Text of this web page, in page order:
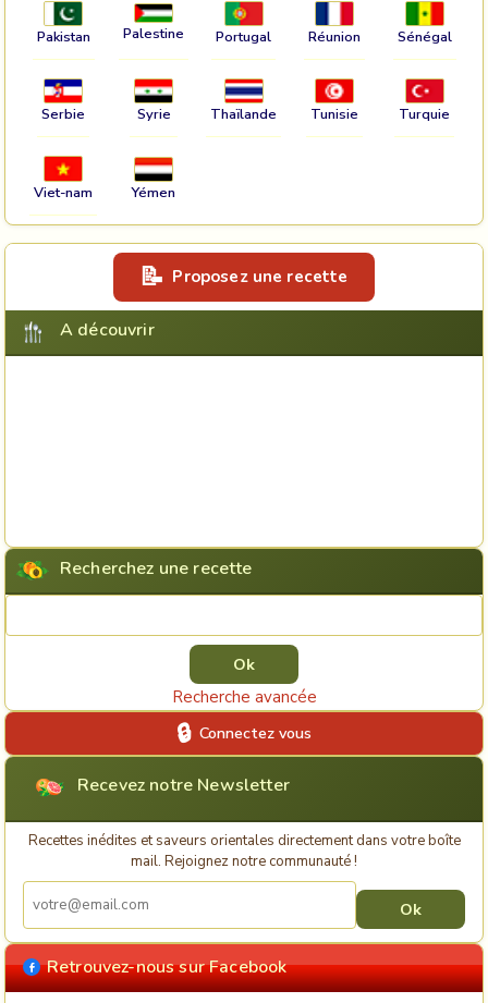
Pakistan Palestine Portugal Réunion Sénégal
Serbie Syrie Thaïlande Tunisie Turquie
Viet-nam Yémen
Proposez une recette
A découvrir
Recherchez une recette
Recherche avancée
Connectez vous
Recevez notre Newsletter
Recettes inédites et saveurs orientales directement dans votre boîte
mail. Rejoignez notre communauté !
Retrouvez-nous sur Facebook